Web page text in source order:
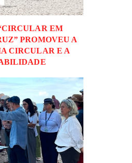
EM
PROMOVEU A
CIRCULAR E A